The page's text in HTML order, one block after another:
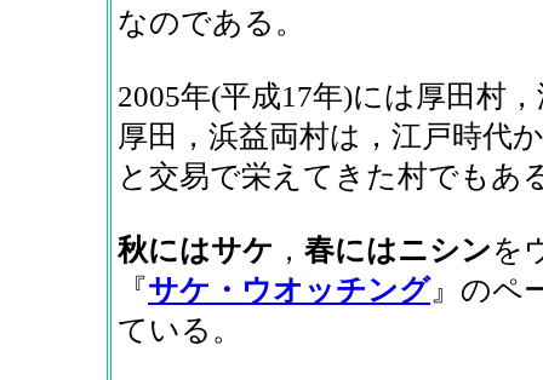
なのである。
2005年(平成17年)には厚田村
厚田，浜益両村は，江戸時代
と交易で栄えてきた村でもあ
秋にはサケ ， 春にはニシンを
『サケ・ウオッチング』のペ
ている。